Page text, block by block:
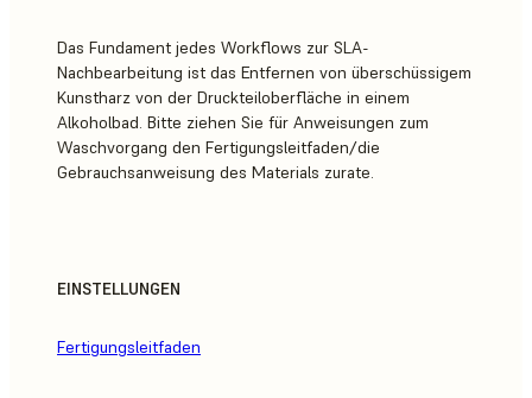
Das Fundament jedes Workflows zur SLA-
Nachbearbeitung ist das Entfernen von überschüssigem
Kunstharz von der Druckteiloberfläche in einem
Alkoholbad. Bitte ziehen Sie für Anweisungen zum
Waschvorgang den Fertigungsleitfaden/die
Gebrauchsanweisung des Materials zurate.
EINSTELLUNGEN
Fertigungsleitfaden